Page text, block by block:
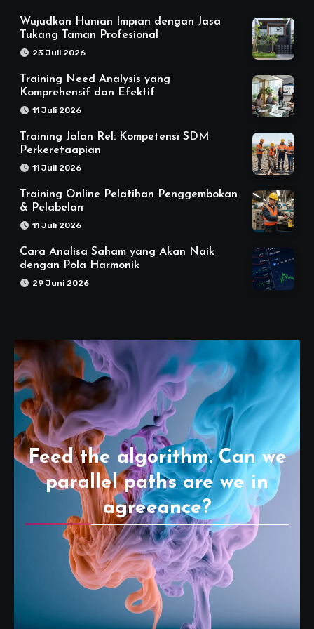
Wujudkan Hunian Impian dengan Jasa
Tukang Taman Profesional
23 Juli 2026
Training Need Analysis yang
Komprehensif dan Efektif
11 Juli 2026
Training Jalan Rel: Kompetensi SDM
Perkeretaapian
11 Juli 2026
Training Online Pelatihan Penggembokan
& Pelabelan
11 Juli 2026
Cara Analisa Saham yang Akan Naik
dengan Pola Harmonik
29 Juni 2026
Feed the algorithm. Can we
parallel paths are we in
agreeance?